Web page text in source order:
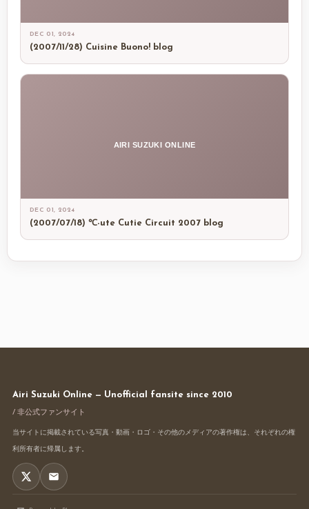
DEC 01, 2024
(2007/11/28) Cuisine Buono! blog
AIRI SUZUKI ONLINE
DEC 01, 2024
(2007/07/18) ℃-ute Cutie Circuit 2007 blog
Airi Suzuki Online — Unofficial fansite since 2010
/ 非公式ファンサイト
当サイトに掲載されている写真・動画・ロゴ・その他のメディアの著作権は、それぞれの権
利所有者に帰属します。